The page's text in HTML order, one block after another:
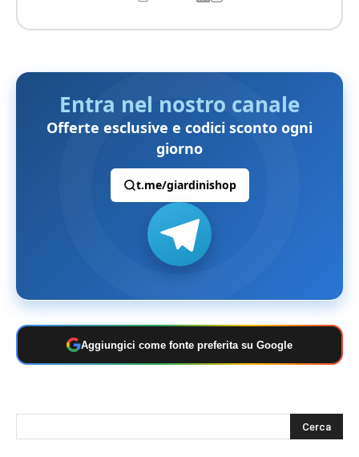
Entra nel nostro canale
Offerte esclusive e codici sconto ogni
giorno
t.me/giardinishop
Aggiungici come fonte preferita su Google
s